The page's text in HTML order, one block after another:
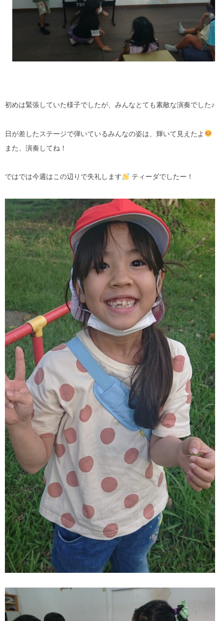
初めは緊張していた様子でしたが、みんなとても素敵な演奏でした♪
日が差したステージで弾いているみんなの姿は、輝いて見えたよ
また、演奏してね！
ではでは今週はこの辺りで失礼します ティーダでしたー！